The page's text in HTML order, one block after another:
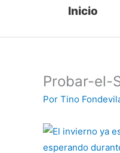
Inicio
Probar-el-
Por Tino